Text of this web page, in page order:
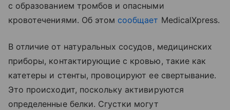
с образованием тромбов и опасными
кровотечениями. Об этом сообщает MedicalXpress.
В отличие от натуральных сосудов, медицинских
приборы, контактирующие с кровью, такие как
катетеры и стенты, провоцируют ее свертывание.
Это происходит, поскольку активируются
определенные белки. Сгустки могут